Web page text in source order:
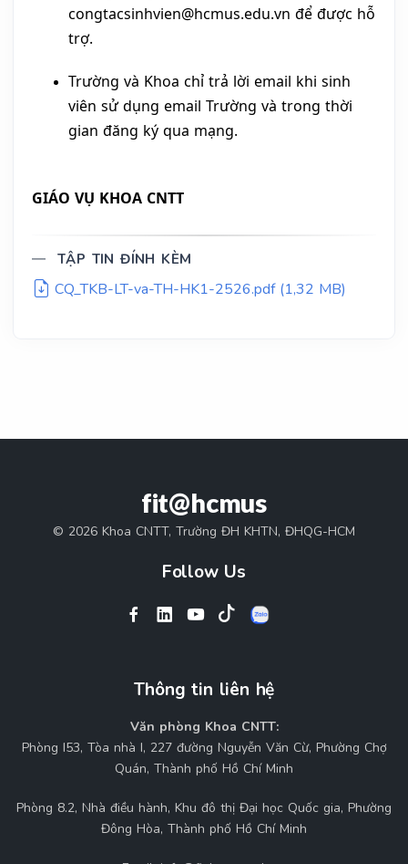
congtacsinhvien@hcmus.edu.vn để được hỗ
trợ.
Trường và Khoa chỉ trả lời email khi sinh
viên sử dụng email Trường và trong thời
gian đăng ký qua mạng.
GIÁO VỤ KHOA CNTT
TẬP TIN ĐÍNH KÈM
CQ_TKB-LT-va-TH-HK1-2526.pdf (1,32 MB)
fit@hcmus
© 2026 Khoa CNTT, Trường ĐH KHTN, ĐHQG-HCM
Follow Us
Thông tin liên hệ
Văn phòng Khoa CNTT:
Phòng I53, Tòa nhà I, 227 đường Nguyễn Văn Cừ, Phường Chợ
Quán, Thành phố Hồ Chí Minh
Phòng 8.2, Nhà điều hành, Khu đô thị Đại học Quốc gia, Phường
Đông Hòa, Thành phố Hồ Chí Minh